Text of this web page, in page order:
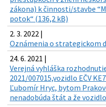
zákona) k činnosti/stavbe
potok“ (136,2 kB)
2. 3. 2022 |
Oznámenia o strategickom
24. 6. 2021 |
Verejná vyhláška
2021/007015,vozidlo EČV
Ľubomír Hryc, bytom
nenadobúda štát a že